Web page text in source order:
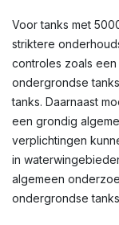
Voor tanks met
striktere
controles zoals
ondergrondse
tanks. Daarnaast
een grondig
verplichtingen
in
algemeen
ondergrondse